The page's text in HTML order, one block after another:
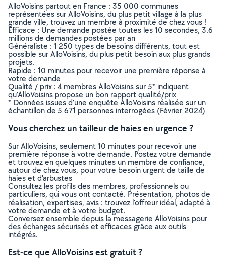
AlloVoisins partout en France : 35 000 communes
représentées sur AlloVoisins, du plus petit village à la plus
grande ville, trouvez un membre à proximité de chez vous !
Efficace : Une demande postée toutes les 10 secondes, 3.6
millions de demandes postées par an
Généraliste : 1 250 types de besoins différents, tout est
possible sur AlloVoisins, du plus petit besoin aux plus grands
projets.
Rapide : 10 minutes pour recevoir une première réponse à
votre demande
Qualité / prix : 4 membres AlloVoisins sur 5* indiquent
qu’AlloVoisins propose un bon rapport qualité/prix
* Données issues d’une enquête AlloVoisins réalisée sur un
échantillon de 5 671 personnes interrogées (Février 2024)
Vous cherchez un tailleur de haies en urgence ?
Sur AlloVoisins, seulement 10 minutes pour recevoir une
première réponse à votre demande. Postez votre demande
et trouvez en quelques minutes un membre de confiance,
autour de chez vous, pour votre besoin urgent de taille de
haies et d'arbustes
Consultez les profils des membres, professionnels ou
particuliers, qui vous ont contacté. Présentation, photos de
réalisation, expertises, avis : trouvez l'offreur idéal, adapté à
votre demande et à votre budget.
Conversez ensemble depuis la messagerie AlloVoisins pour
des échanges sécurisés et efficaces grâce aux outils
intégrés.
Est-ce que AlloVoisins est gratuit ?